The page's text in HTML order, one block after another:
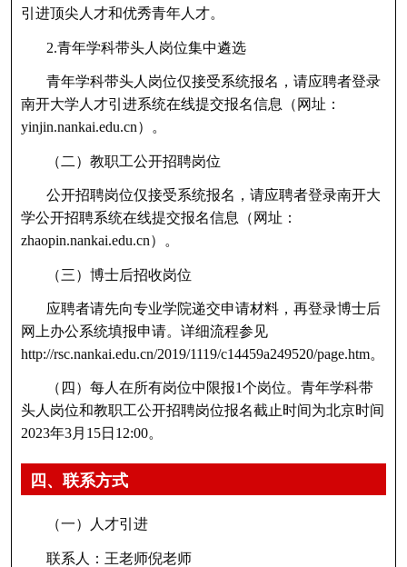
引进顶尖人才和优秀青年人才。
2.青年学科带头人岗位集中遴选
青年学科带头人岗位仅接受系统报名，请应聘者登录
南开大学人才引进系统在线提交报名信息（网址：
yinjin.nankai.edu.cn）。
（二）教职工公开招聘岗位
公开招聘岗位仅接受系统报名，请应聘者登录南开大
学公开招聘系统在线提交报名信息（网址：
zhaopin.nankai.edu.cn）。
（三）博士后招收岗位
应聘者请先向专业学院递交申请材料，再登录博士后
网上办公系统填报申请。详细流程参见
http://rsc.nankai.edu.cn/2019/1119/c14459a249520/page.htm。
（四）每人在所有岗位中限报1个岗位。青年学科带
头人岗位和教职工公开招聘岗位报名截止时间为北京时间
2023年3月15日12:00。
四、联系方式
（一）人才引进
联系人：王老师倪老师